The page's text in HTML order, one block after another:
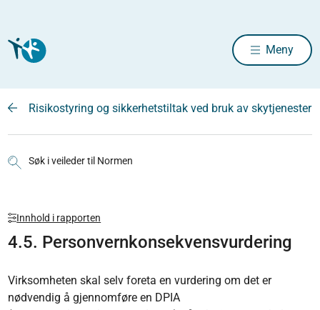
Meny
Risikostyring og sikkerhetstiltak ved bruk av skytjenester
Søk i veileder til Normen
Innhold i rapporten
4.5. Personvernkonsekvensvurdering
Virksomheten skal selv foreta en vurdering om det er
nødvendig å gjennomføre en DPIA